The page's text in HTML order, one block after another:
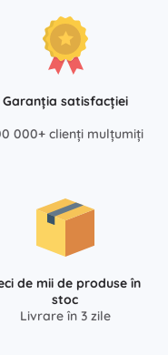
Garanția satisfacției
000+ clienți mulțumiți
de mii de produse în
stoc
Livrare în 3 zile